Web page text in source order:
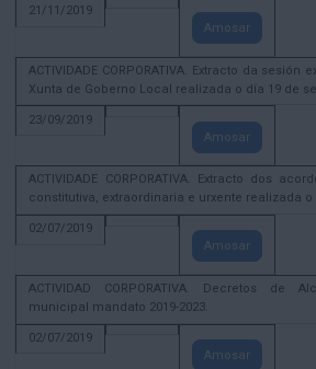
21/11/2019
Amosar
ACTIVIDADE CORPORATIVA. Extracto da
Xunta de Goberno Local realizada o día 19 de
23/09/2019
Amosar
ACTIVIDADE CORPORATIVA. Extracto dos
constitutiva, extraordinaria e urxente realizada o
02/07/2019
Amosar
ACTIVIDAD CORPORATIVA. Decretos de
municipal mandato 2019-2023.
02/07/2019
Amosar